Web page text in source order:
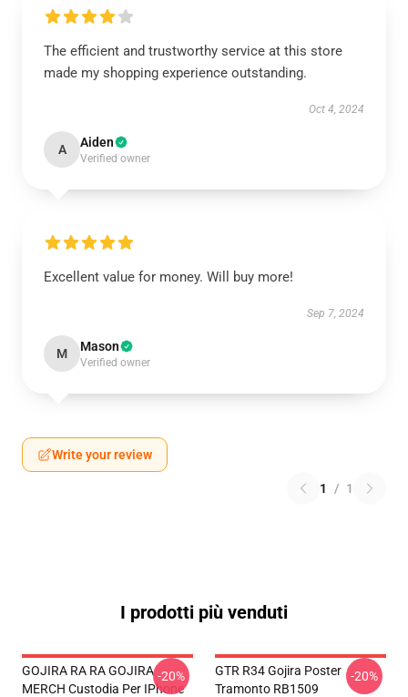
The efficient and trustworthy service at this store
made my shopping experience outstanding.
Oct 4, 2024
A Aiden
Verified owner
Excellent value for money. Will buy more!
Sep 7, 2024
M Mason
Verified owner
Write your review
1 / 1
I prodotti più venduti
GOJIRA RA RA GOJIRA
MERCH Custodia Per IPhone
-20%
GTR R34 Gojira Poster
Tramonto RB1509
-20%